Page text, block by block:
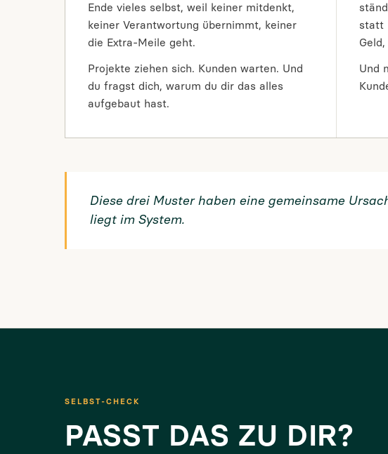
Ende vieles selbst, weil keiner mitdenkt,
keiner Verantwortung übernimmt, keiner
die Extra-Meile geht.
Projekte ziehen sich. Kunden warten. Und
du fragst dich, warum du dir das alles
aufgebaut hast.
statt
Und
Diese drei Muster haben eine gemeinsame
liegt im System.
SELBST-CHECK
PASST DAS ZU DIR?